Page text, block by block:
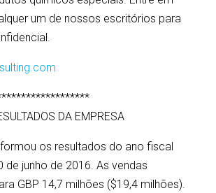
um de nossos escritórios para
DA EMPRESA
os resultados do ano fiscal
de junho de 2016. As vendas
GBP 14,7 milhões ($19,4 milhões).